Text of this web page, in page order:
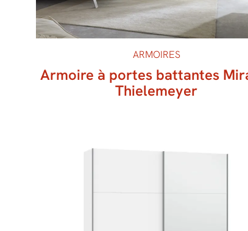
ARMOIRES
Armoire à portes battantes
Thielemeyer